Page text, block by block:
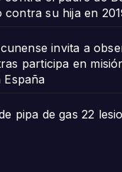
su hija en
invita a
participa en
pipa de gas 22